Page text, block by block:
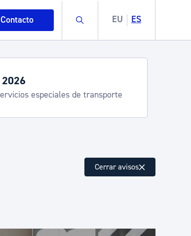
Contacto Buscar EU ES
2026
especiales de transporte
Cerrar avisos